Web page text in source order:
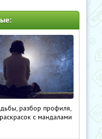
разбор профиля,
с мандалами